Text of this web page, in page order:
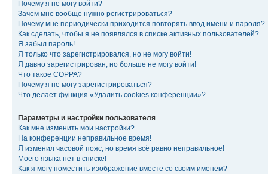
Почему я не могу войти?
Зачем мне вообще нужно регистрироваться?
Почему мне периодически приходится повторять ввод имени и пароля?
Как сделать, чтобы я не появлялся в списке активных пользователей?
Я забыл пароль!
Я только что зарегистрировался, но не могу войти!
Я давно зарегистрирован, но больше не могу войти!
Что такое COPPA?
Почему я не могу зарегистрироваться?
Что делает функция «Удалить cookies конференции»?
Параметры и настройки пользователя
Как мне изменить мои настройки?
На конференции неправильное время!
Я изменил часовой пояс, но время всё равно неправильное!
Моего языка нет в списке!
Как я могу поместить изображение вместе со своим именем?